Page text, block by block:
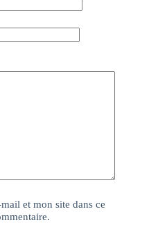
et mon site dans ce